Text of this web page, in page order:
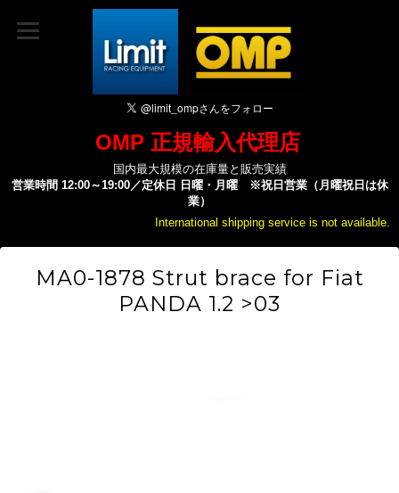
OMP 正規輸入代理店
国内最大規模の在庫量と販売実績
営業時間 12:00～19:00／定休日 日曜・月曜 ※祝日営業（月曜祝日は休
業）
International shipping service is not available.
MA0-1878 Strut brace for Fiat
PANDA 1.2 >03